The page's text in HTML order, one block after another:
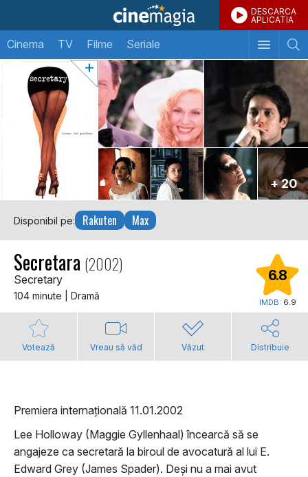
DESCARCA
APLICATIA
Cinema TV Filme Seriale
+ 20
Disponibil pe: Rakuten Max
Secretara (2002)
Secretary
104 minute | Dramă
6.8
IMDB: 6.9
Votează Vreau să văd Văzut Distribuie
Premiera internațională 11.01.2002
Lee Holloway (Maggie Gyllenhaal) încearcă să se
angajeze ca secretară la biroul de avocatură al lui E.
Edward Grey (James Spader). Deși nu a mai avut